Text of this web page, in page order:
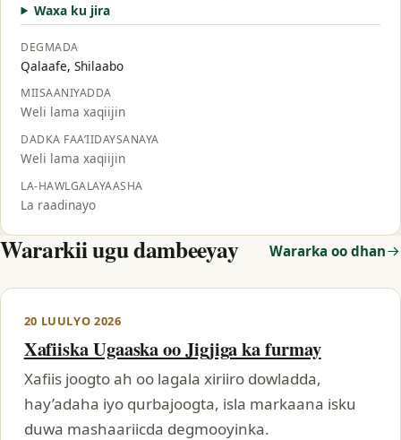
Waxa ku jira
DEGMADA
Qalaafe, Shilaabo
MIISAANIYADDA
Weli lama xaqiijin
DADKA FAA’IIDAYSANAYA
Weli lama xaqiijin
LA-HAWLGALAYAASHA
La raadinayo
Wararkii ugu dambeeyay Wararka oo dhan
20 LUULYO 2026
Xafiiska Ugaaska oo Jigjiga ka furmay
Xafiis joogto ah oo lagala xiriiro dowladda,
hay’adaha iyo qurbajoogta, isla markaana isku
duwa mashaariicda degmooyinka.